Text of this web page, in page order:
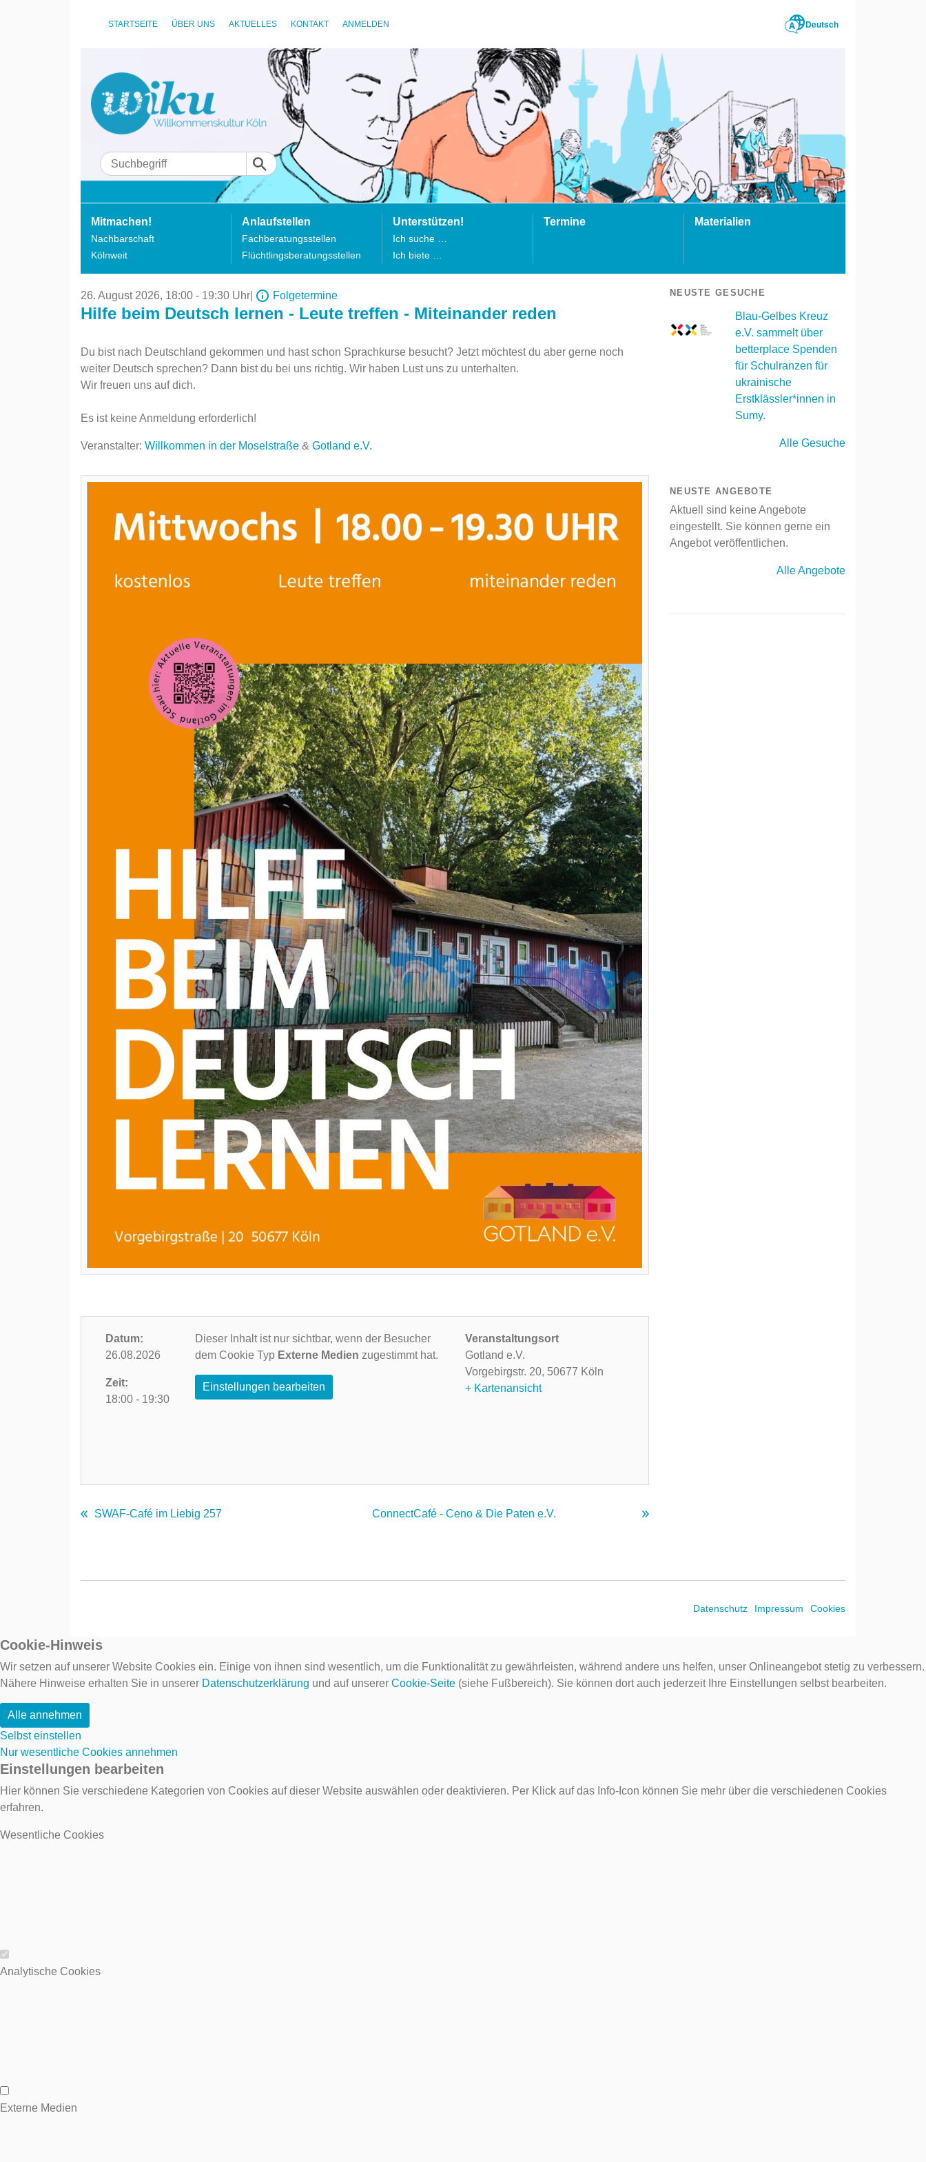
STARTSEITE ÜBER UNS AKTUELLES KONTAKT ANMELDEN Deutsch
Mitmachen!
Nachbarschaft
Kölnweit
Anlaufstellen
Fachberatungsstellen
Flüchtlingsberatungsstellen
Unterstützen!
Ich suche …
Ich biete …
Termine Materialien
26. August 2026, 18:00 - 19:30 Uhr Folgetermine
Hilfe beim Deutsch lernen - Leute treffen - Miteinander reden
Du bist nach Deutschland gekommen und hast schon Sprachkurse besucht? Jetzt möchtest du aber gerne noch
weiter Deutsch sprechen? Dann bist du bei uns richtig. Wir haben Lust uns zu unterhalten.
Wir freuen uns auf dich.
Es ist keine Anmeldung erforderlich!
Veranstalter: Willkommen in der Moselstraße & Gotland e.V.
Datum:
26.08.2026
Zeit:
18:00 - 19:30
Dieser Inhalt ist nur sichtbar, wenn der Besucher
dem Cookie Typ Externe Medien zugestimmt hat.
Einstellungen bearbeiten
Veranstaltungsort
Gotland e.V.
Vorgebirgstr. 20, 50677 Köln
+ Kartenansicht
SWAF-Café im Liebig 257 ConnectCafé - Ceno & Die Paten e.V.
NEUSTE GESUCHE
Blau-Gelbes Kreuz
e.V. sammelt über
betterplace Spenden
für Schulranzen für
ukrainische
Erstklässler*innen in
Sumy.
Alle Gesuche
NEUSTE ANGEBOTE
Aktuell sind keine Angebote
eingestellt. Sie können gerne ein
Angebot veröffentlichen.
Alle Angebote
Datenschutz Impressum Cookies
Cookie-Hinweis
Wir setzen auf unserer Website Cookies ein. Einige von ihnen sind wesentlich, um die Funktionalität zu gewährleisten, während andere uns helfen, unser Onlineangebot stetig zu verbessern.
Nähere Hinweise erhalten Sie in unserer Datenschutzerklärung und auf unserer Cookie-Seite (siehe Fußbereich). Sie können dort auch jederzeit Ihre Einstellungen selbst bearbeiten.
Alle annehmen
Selbst einstellen
Nur wesentliche Cookies annehmen
Einstellungen bearbeiten
Hier können Sie verschiedene Kategorien von Cookies auf dieser Website auswählen oder deaktivieren. Per Klick auf das Info-Icon können Sie mehr über die verschiedenen Cookies
erfahren.
Wesentliche Cookies
Wesentliche Cookies
Analytische Cookies
Analytische Cookies
Externe Medien